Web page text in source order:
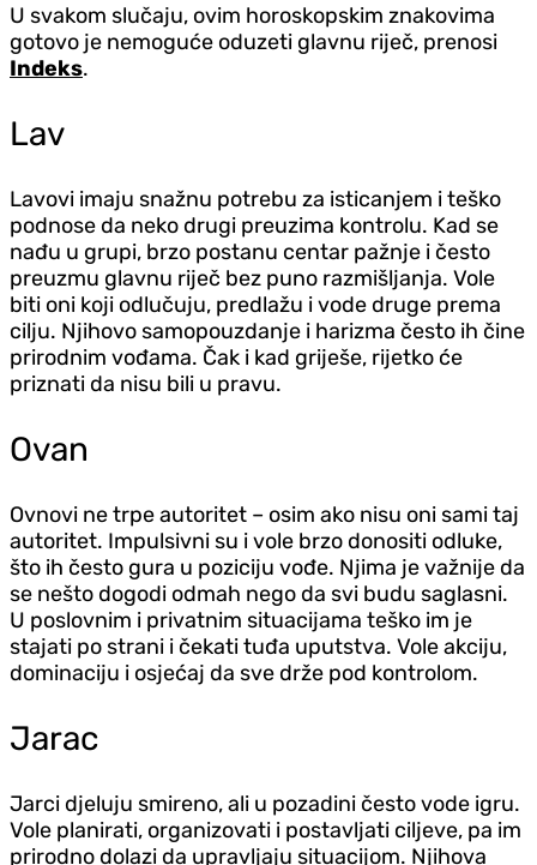
U svakom slučaju, ovim horoskopskim znakovima
gotovo je nemoguće oduzeti glavnu riječ, prenosi
Indeks.
Lav
Lavovi imaju snažnu potrebu za isticanjem i teško
podnose da neko drugi preuzima kontrolu. Kad se
nađu u grupi, brzo postanu centar pažnje i često
preuzmu glavnu riječ bez puno razmišljanja. Vole
biti oni koji odlučuju, predlažu i vode druge prema
cilju. Njihovo samopouzdanje i harizma često ih čine
prirodnim vođama. Čak i kad griješe, rijetko će
priznati da nisu bili u pravu.
Ovan
Ovnovi ne trpe autoritet – osim ako nisu oni sami taj
autoritet. Impulsivni su i vole brzo donositi odluke,
što ih često gura u poziciju vođe. Njima je važnije da
se nešto dogodi odmah nego da svi budu saglasni.
U poslovnim i privatnim situacijama teško im je
stajati po strani i čekati tuđa uputstva. Vole akciju,
dominaciju i osjećaj da sve drže pod kontrolom.
Jarac
Jarci d‌jeluju smireno, ali u pozadini često vode igru.
Vole planirati, organizovati i postavljati ciljeve, pa im
prirodno dolazi da upravljaju situacijom. Njihova